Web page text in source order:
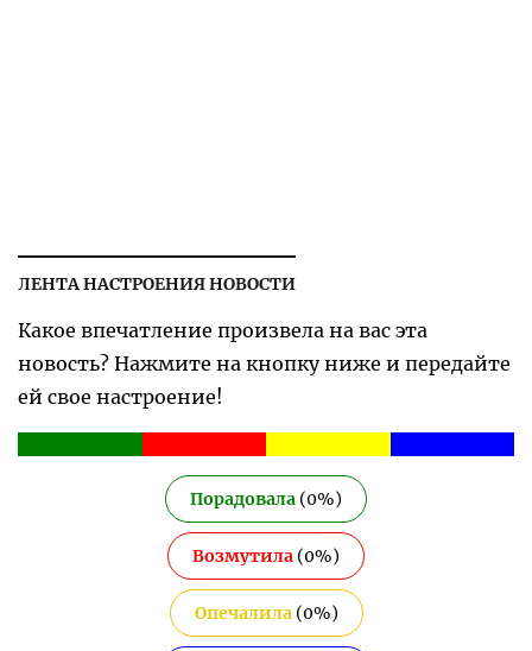
ЛЕНТА НАСТРОЕНИЯ НОВОСТИ
Какое впечатление произвела на вас эта
новость? Нажмите на кнопку ниже и передайте
ей свое настроение!
Порадовала (0%)
Возмутила (0%)
Опечалила(0%)